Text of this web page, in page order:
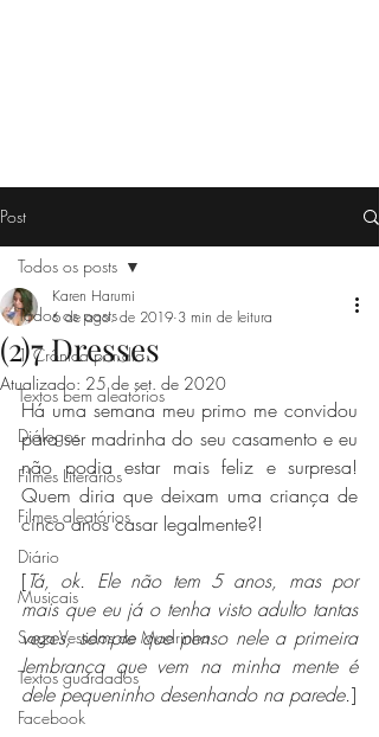
Post
Todos os posts
1 Crônica por dia
Textos bem aleatórios
Diálogos
Filmes Literários
Filmes aleatórios
Diário
Musicais
Saga Vestidos de Madrinha
Textos guardados
Facebook
Todos os posts
(2)7 Dresses
Karen Harumi
6 de ago. de 2019 3 min de leitura
Atualizado: 25 de set. de 2020
Há uma semana meu primo me convidou
para ser madrinha do seu casamento e eu
não podia estar mais feliz e surpresa!
Quem diria que deixam uma criança de
cinco anos casar legalmente?!
[Tá, ok. Ele não tem 5 anos, mas por
mais que eu já o tenha visto adulto tantas
vezes, sempre que penso nele a primeira
lembrança que vem na minha mente é
dele pequeninho desenhando na parede.]